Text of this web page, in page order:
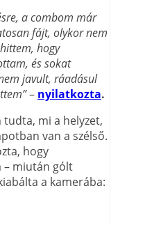
a combom már
fájt, olykor nem
hogy
és sokat
javult, ráadásul
– nyilatkozta.
mi a helyzet,
van a szélső.
hogy
– miután gólt
a kamerába: